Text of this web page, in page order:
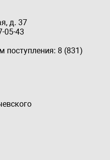
д. 37
05-43
поступления: 8 (831)